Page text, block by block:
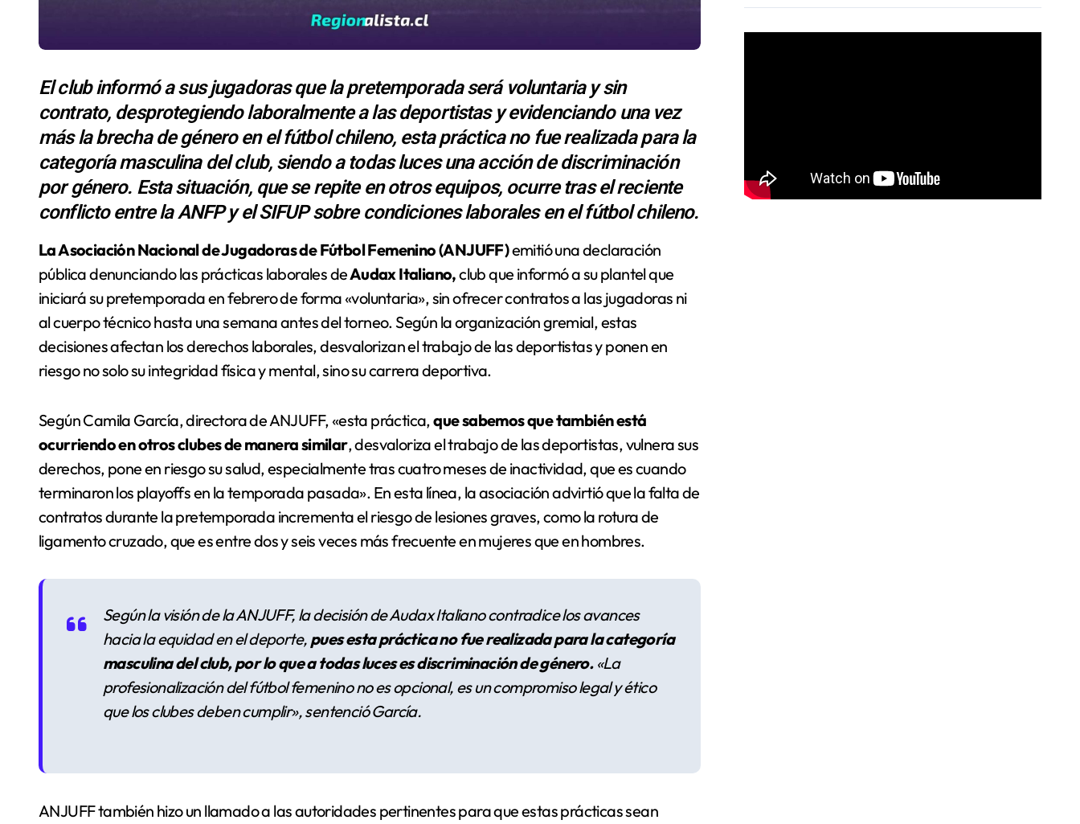
El club informó a sus jugadoras que la pretemporada será voluntaria y sin
contrato, desprotegiendo laboralmente a las deportistas y evidenciando una vez
más la brecha de género en el fútbol chileno, esta práctica no fue realizada para la
categoría masculina del club, siendo a todas luces una acción de discriminación
por género. Esta situación, que se repite en otros equipos, ocurre tras el reciente
conflicto entre la ANFP y el SIFUP sobre condiciones laborales en el fútbol chileno.
La Asociación Nacional de Jugadoras de Fútbol Femenino (ANJUFF)emitió una declaración
pública denunciando las prácticas laborales deAudax Italiano,club que informó a su plantel que
iniciará su pretemporada en febrero de forma «voluntaria», sin ofrecer contratos a las jugadoras ni
al cuerpo técnico hasta una semana antes del torneo. Según la organización gremial, estas
decisiones afectan los derechos laborales, desvalorizan el trabajo de las deportistas y ponen en
riesgo no solo su integridad física y mental, sino su carrera deportiva.
Según Camila García, directora de ANJUFF, «esta práctica,que sabemos que también está
ocurriendo en otros clubes de manera similar, desvaloriza el trabajo de las deportistas, vulnera sus
derechos, pone en riesgo su salud, especialmente tras cuatro meses de inactividad, que es cuando
terminaron los playoffs en la temporada pasada». En esta línea, la asociación advirtió que la falta de
contratos durante la pretemporada incrementa el riesgo de lesiones graves, como la rotura de
ligamento cruzado, que es entre dos y seis veces más frecuente en mujeres que en hombres.
Según la visión de la ANJUFF, la decisión de Audax Italiano contradice los avances
hacia la equidad en el deporte, pues esta práctica no fue realizada para la categoría
masculina del club, por lo que a todas luces es discriminación de género. «La
profesionalización del fútbol femenino no es opcional, es un compromiso legal y ético
que los clubes deben cumplir», sentenció García.
ANJUFF también hizo un llamado a las autoridades pertinentes para que estas prácticas sean